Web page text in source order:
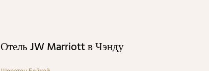
Отель JW Marriott в Чэнду